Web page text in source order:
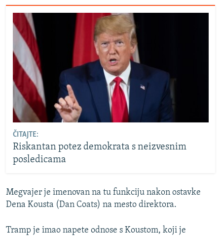
ČITAJTE:
Riskantan potez demokrata s neizvesnim
posledicama
Megvajer je imenovan na tu funkciju nakon ostavke
Dena Kousta (Dan Coats) na mesto direktora.
Tramp je imao napete odnose s Koustom, koji je